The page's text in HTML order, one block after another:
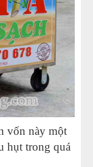
vốn này một
hụt trong quá